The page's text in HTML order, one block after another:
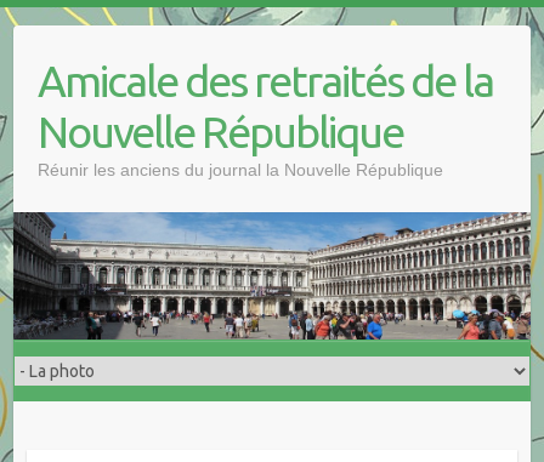
Skip
contentAmicale des retraités de la
Nouvelle République
Réunir les anciens du journal la Nouvelle République